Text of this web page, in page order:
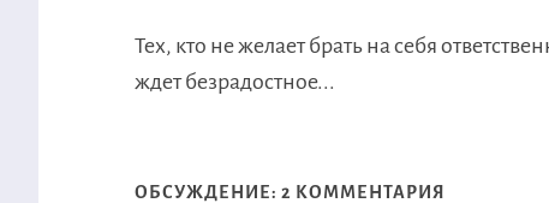
Тех, кто не желает брать на себя
ждет безрадостное...
ОБСУЖДЕНИЕ: 2 КОММЕНТАРИЯ